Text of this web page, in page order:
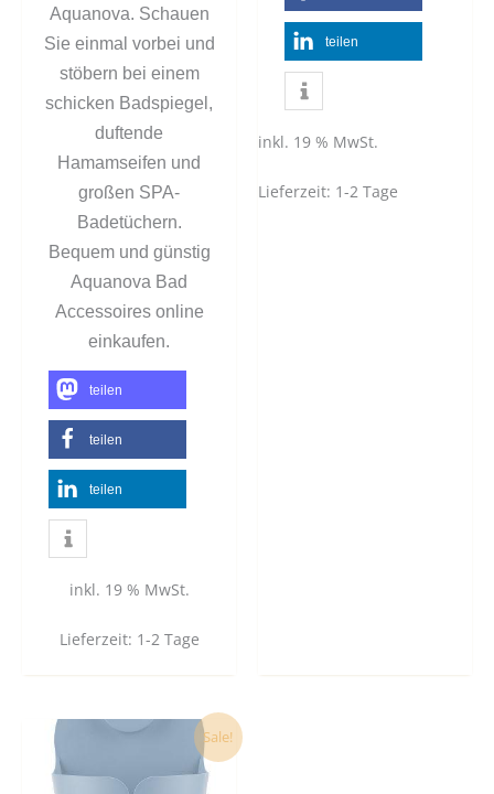
Aquanova. Schauen
Sie einmal vorbei und
stöbern bei einem
schicken Badspiegel,
duftende
Hamamseifen und
großen SPA-
Badetüchern.
Bequem und günstig
Aquanova Bad
Accessoires online
einkaufen.
teilen
teilen
teilen
inkl. 19 % MwSt.
Lieferzeit: 1-2 Tage
teilen
inkl. 19 % MwSt.
Lieferzeit: 1-2 Tage
Sale!
Dieses
Produkt